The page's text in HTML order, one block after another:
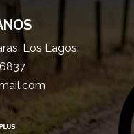
Los Lagos.